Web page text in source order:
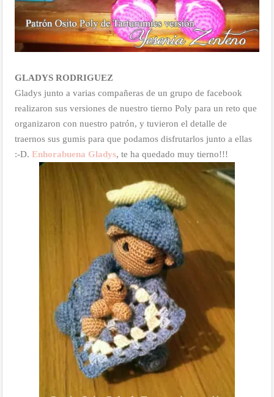
GLADYS RODRIGUEZ
Gladys junto a varias compañeras de un grupo de facebook
realizaron sus versiones de nuestro tierno Poly para un reto que
organizaron con nuestro patrón, y tuvieron el detalle de
traernos sus gumis para que podamos disfrutarlos junto a ellas
:-D. Enhorabuena Gladys, te ha quedado muy tierno!!!